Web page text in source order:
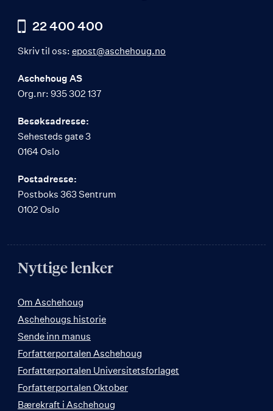
22 400 400
Skriv til oss: epost@aschehoug.no
Aschehoug AS
Org.nr: 935 302 137
Besøksadresse:
Sehesteds gate 3
0164 Oslo
Postadresse:
Postboks 363 Sentrum
0102 Oslo
Nyttige lenker
Om Aschehoug
Aschehougs historie
Sende inn manus
Forfatterportalen Aschehoug
Forfatterportalen Universitetsforlaget
Forfatterportalen Oktober
Bærekraft i Aschehoug